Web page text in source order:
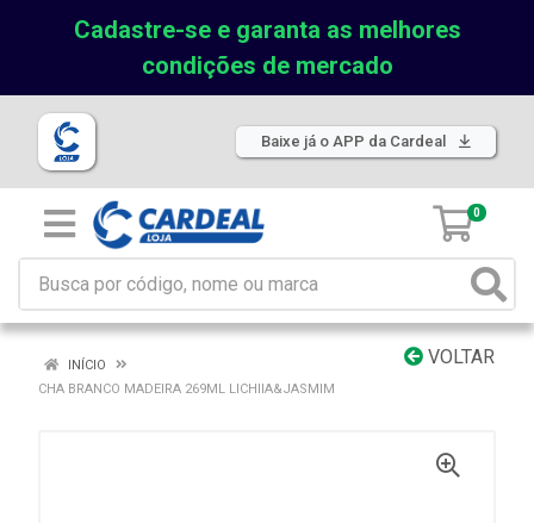
Cadastre-se e garanta as melhores
condições de mercado
Baixe já o APP da Cardeal
0
VOLTAR
INÍCIO
CHA BRANCO MADEIRA 269ML LICHIIA&JASMIM